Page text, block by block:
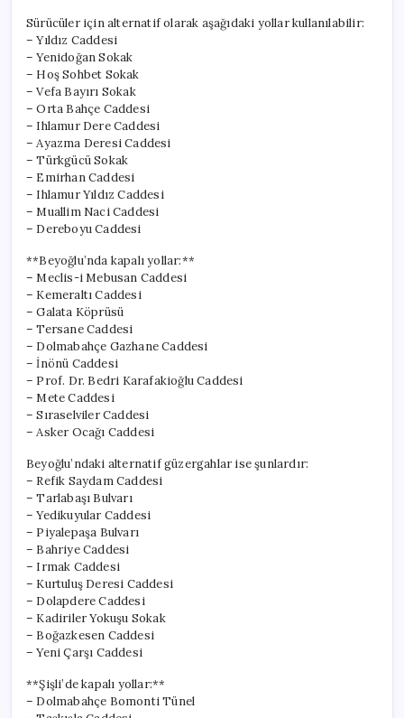
Sürücüler için alternatif olarak aşağıdaki yollar kullanılabilir:
– Yıldız Caddesi
– Yenidoğan Sokak
– Hoş Sohbet Sokak
– Vefa Bayırı Sokak
– Orta Bahçe Caddesi
– Ihlamur Dere Caddesi
– Ayazma Deresi Caddesi
– Türkgücü Sokak
– Emirhan Caddesi
– Ihlamur Yıldız Caddesi
– Muallim Naci Caddesi
– Dereboyu Caddesi
**Beyoğlu’nda kapalı yollar:**
– Meclis-i Mebusan Caddesi
– Kemeraltı Caddesi
– Galata Köprüsü
– Tersane Caddesi
– Dolmabahçe Gazhane Caddesi
– İnönü Caddesi
– Prof. Dr. Bedri Karafakioğlu Caddesi
– Mete Caddesi
– Sıraselviler Caddesi
– Asker Ocağı Caddesi
Beyoğlu’ndaki alternatif güzergahlar ise şunlardır:
– Refik Saydam Caddesi
– Tarlabaşı Bulvarı
– Yedikuyular Caddesi
– Piyalepaşa Bulvarı
– Bahriye Caddesi
– Irmak Caddesi
– Kurtuluş Deresi Caddesi
– Dolapdere Caddesi
– Kadiriler Yokuşu Sokak
– Boğazkesen Caddesi
– Yeni Çarşı Caddesi
**Şişli’de kapalı yollar:**
– Dolmabahçe Bomonti Tünel